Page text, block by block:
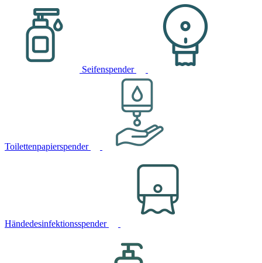
Seifenspender
Toilettenpapierspender
Händedesinfektionsspender